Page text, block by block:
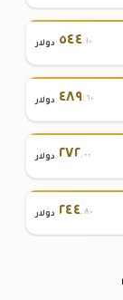
٥٤٤.١٠ دولار
٤٨٩.٦٠ دولار
٢٧٢.٠٠ دولار
٢٤٤.٨٠ دولار